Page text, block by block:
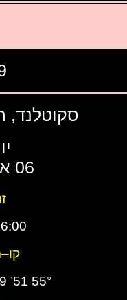
06 אוגוסט, 2026
55° 51’ 29” N